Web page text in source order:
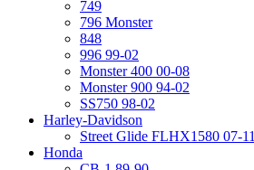
749
796 Monster
848
996 99-02
Monster 400 00-08
Monster 900 94-02
SS750 98-02
Harley-Davidson
Street Glide FLHX1580 07-11
Honda